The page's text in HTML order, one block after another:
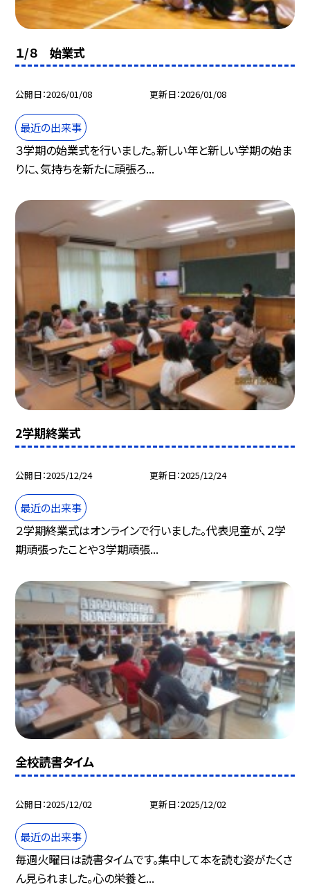
１/８ 始業式
公開日 2026/01/08 更新日 2026/01/08
最近の出来事
３学期の始業式を行いました。新しい年と新しい学期の始ま
りに、気持ちを新たに頑張ろ...
2学期終業式
公開日 2025/12/24 更新日 2025/12/24
最近の出来事
２学期終業式はオンラインで行いました。代表児童が、２学
期頑張ったことや３学期頑張...
全校読書タイム
公開日 2025/12/02 更新日 2025/12/02
最近の出来事
毎週火曜日は読書タイムです。集中して本を読む姿がたくさ
ん見られました。心の栄養と...